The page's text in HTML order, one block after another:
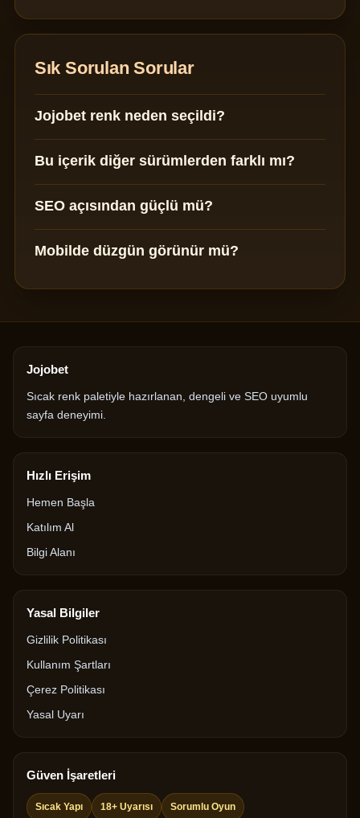
Sık Sorulan Sorular
Jojobet renk neden seçildi?
Bu içerik diğer sürümlerden farklı mı?
SEO açısından güçlü mü?
Mobilde düzgün görünür mü?
Jojobet
Sıcak renk paletiyle hazırlanan, dengeli ve SEO uyumlu
sayfa deneyimi.
Hızlı Erişim
Hemen Başla
Katılım Al
Bilgi Alanı
Yasal Bilgiler
Gizlilik Politikası
Kullanım Şartları
Çerez Politikası
Yasal Uyarı
Güven İşaretleri
Sıcak Yapı 18+ Uyarısı Sorumlu Oyun